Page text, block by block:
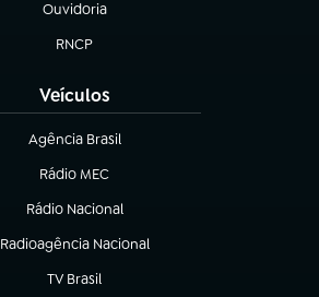
Ouvidoria
(abre em nova aba)
RNCP
(abre em nova aba)
Veículos
Agência Brasil
(abre em nova aba)
Rádio MEC
(abre em nova aba)
Rádio Nacional
Radioagência Nacional
(abre em nova aba)
TV Brasil
(abre em nova aba)